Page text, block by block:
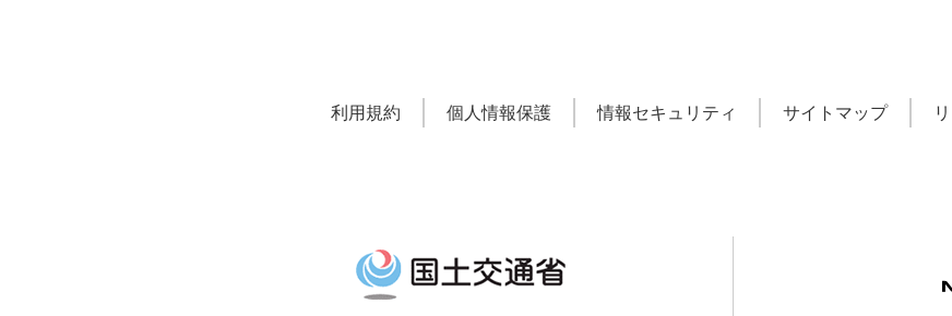
利用規約 個人情報保護 情報セキュリティ サイトマップ